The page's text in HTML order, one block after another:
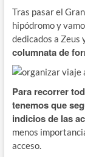
Tras pasar el
hipódromo y
dedicados a Zeus
columnata de
Para recorrer
tenemos que
indicios de las
menos
acceso.